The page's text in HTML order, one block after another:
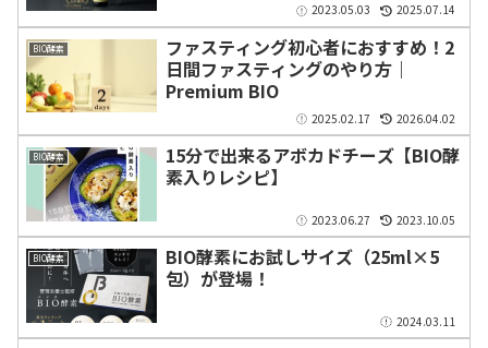
2023.05.03 2025.07.14
BIO酵素
ファスティング初心者におすすめ！2
日間ファスティングのやり方｜
Premium BIO
2025.02.17 2026.04.02
BIO酵素
15分で出来るアボカドチーズ【BIO酵
素入りレシピ】
2023.06.27 2023.10.05
BIO酵素
BIO酵素にお試しサイズ（25ml×5
包）が登場！
2024.03.11